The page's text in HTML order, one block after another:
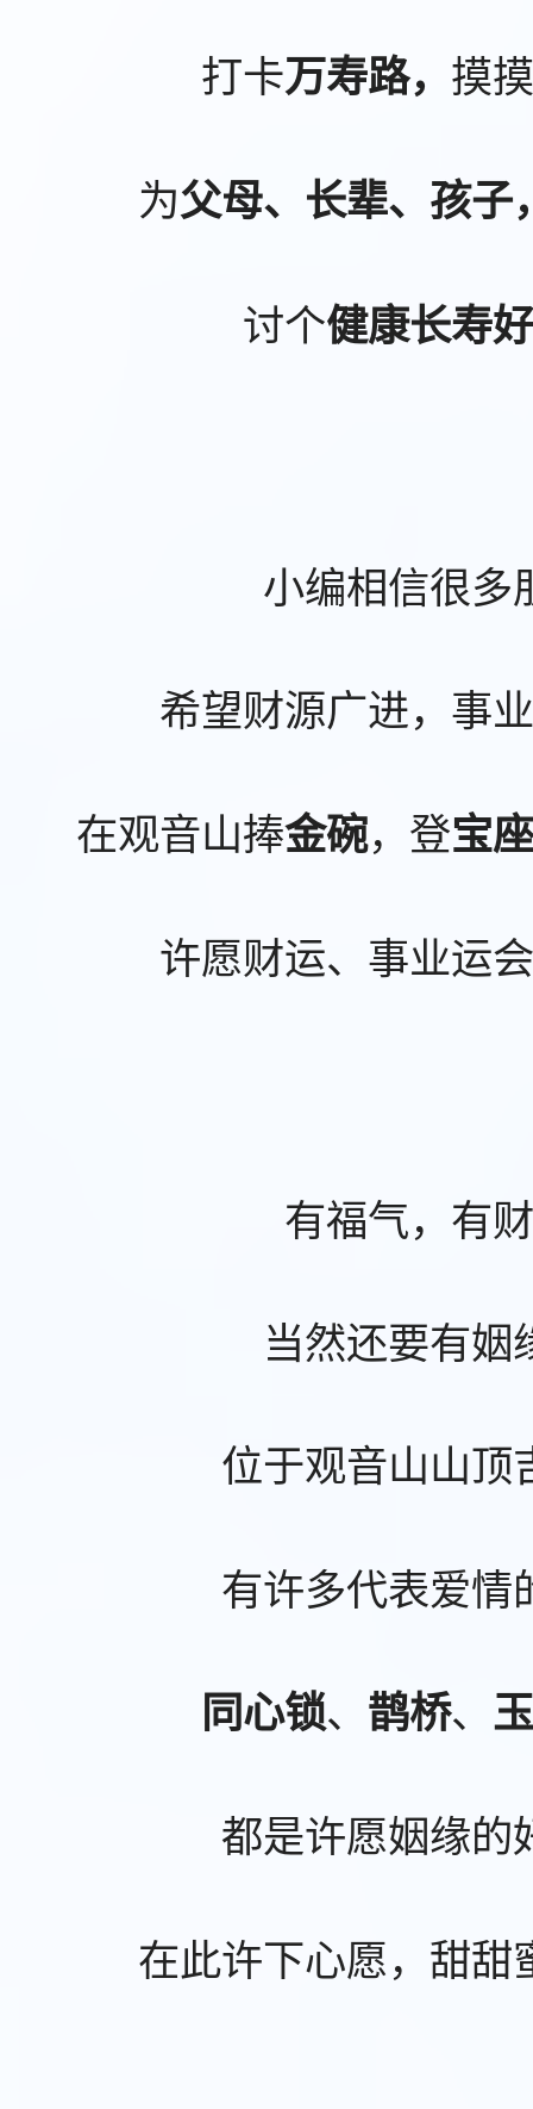
打卡万寿路， 摸摸
为父母、长辈、孩子
讨个健康长寿
小编相信很多
希望财源广进，事
在观音山捧金碗，登宝座
许愿财运、事业运
有福气，有
当然还要有姻
位于观音山山顶
有许多代表爱情
同心锁、 鹊桥、
都是许愿姻缘的
在此许下心愿，甜甜